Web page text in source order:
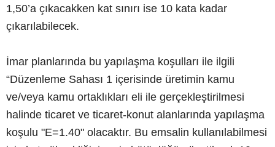
1,50’a çıkacakken kat sınırı ise 10 kata kadar
çıkarılabilecek.
İmar planlarında bu yapılaşma koşulları ile ilgili
“Düzenleme Sahası 1 içerisinde üretimin kamu
ve/veya kamu ortaklıkları eli ile gerçekleştirilmesi
halinde ticaret ve ticaret-konut alanlarında yapılaşma
koşulu "E=1.40" olacaktır. Bu emsalin kullanılabilmesi